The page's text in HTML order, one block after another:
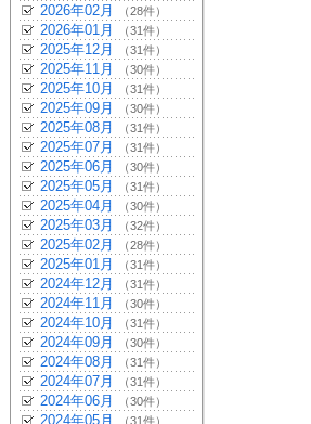
2026年02月 （28件）
2026年01月 （31件）
2025年12月 （31件）
2025年11月 （30件）
2025年10月 （31件）
2025年09月 （30件）
2025年08月 （31件）
2025年07月 （31件）
2025年06月 （30件）
2025年05月 （31件）
2025年04月 （30件）
2025年03月 （32件）
2025年02月 （28件）
2025年01月 （31件）
2024年12月 （31件）
2024年11月 （30件）
2024年10月 （31件）
2024年09月 （30件）
2024年08月 （31件）
2024年07月 （31件）
2024年06月 （30件）
2024年05月 （31件）